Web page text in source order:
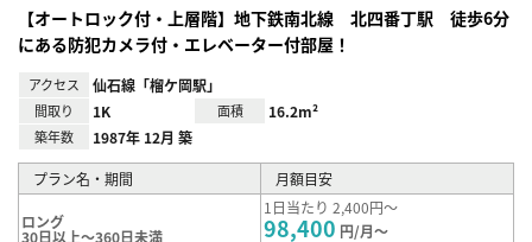
【オートロック付・上層階】地下鉄南北線 北四番丁駅 徒歩6分
にある防犯カメラ付・エレベーター付部屋！
アクセス 仙石線「榴ケ岡駅」
間取り 1K 面積 16.2m²
築年数 1987年 12月 築
プラン名・期間 月額目安
ロング
30日以上～360日未満
1日当たり 2,400円～
98,400 円/月～